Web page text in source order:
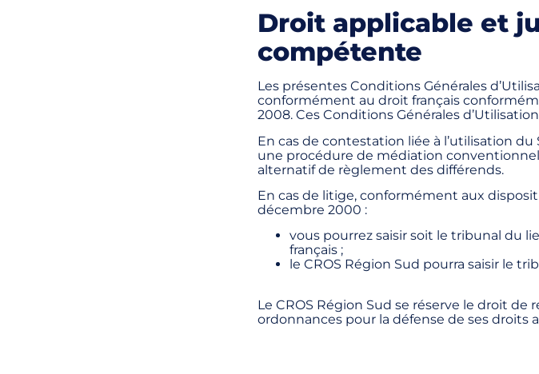
Droit applicable et
compétente
Les présentes Conditions Générales
conformément au droit français
2008. Ces Conditions Générales
En cas de contestation liée à l’utilisation
une procédure de médiation
alternatif de règlement des différends.
En cas de litige, conformément aux
décembre 2000 :
vous pourrez saisir soit le tribunal du
français ;
le CROS Région Sud pourra saisir le
Le CROS Région Sud se réserve le droit
ordonnances pour la défense de ses droits